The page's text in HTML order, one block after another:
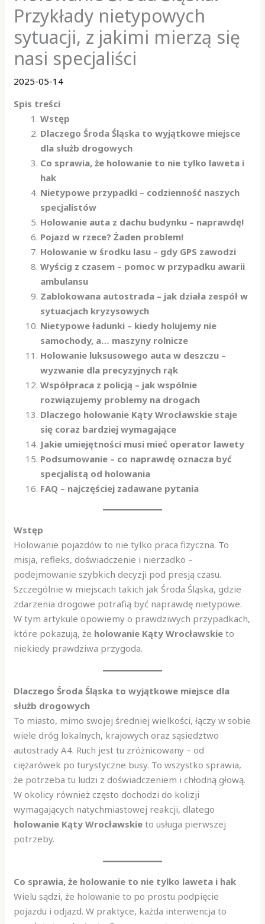
Przykłady nietypowych
sytuacji, z jakimi mierzą się
nasi specjaliści
2025-05-14
Spis treści
Wstęp
Dlaczego Środa Śląska to wyjątkowe miejsce
dla służb drogowych
Co sprawia, że holowanie to nie tylko laweta i
hak
Nietypowe przypadki – codzienność naszych
specjalistów
Holowanie auta z dachu budynku – naprawdę!
Pojazd w rzece? Żaden problem!
Holowanie w środku lasu – gdy GPS zawodzi
Wyścig z czasem – pomoc w przypadku awarii
ambulansu
Zablokowana autostrada – jak działa zespół w
sytuacjach kryzysowych
Nietypowe ładunki – kiedy holujemy nie
samochody, a… maszyny rolnicze
Holowanie luksusowego auta w deszczu –
wyzwanie dla precyzyjnych rąk
Współpraca z policją – jak wspólnie
rozwiązujemy problemy na drogach
Dlaczego holowanie Kąty Wrocławskie staje
się coraz bardziej wymagające
Jakie umiejętności musi mieć operator lawety
Podsumowanie – co naprawdę oznacza być
specjalistą od holowania
FAQ – najczęściej zadawane pytania
Wstęp
Holowanie pojazdów to nie tylko praca fizyczna. To
misja, refleks, doświadczenie i nierzadko –
podejmowanie szybkich decyzji pod presją czasu.
Szczególnie w miejscach takich jak Środa Śląska, gdzie
zdarzenia drogowe potrafią być naprawdę nietypowe.
W tym artykule opowiemy o prawdziwych przypadkach,
które pokazują, że holowanie Kąty Wrocławskie to
niekiedy prawdziwa przygoda.
Dlaczego Środa Śląska to wyjątkowe miejsce dla
służb drogowych
To miasto, mimo swojej średniej wielkości, łączy w sobie
wiele dróg lokalnych, krajowych oraz sąsiedztwo
autostrady A4. Ruch jest tu zróżnicowany – od
ciężarówek po turystyczne busy. To wszystko sprawia,
że potrzeba tu ludzi z doświadczeniem i chłodną głową.
W okolicy również często dochodzi do kolizji
wymagających natychmiastowej reakcji, dlatego
holowanie Kąty Wrocławskie to usługa pierwszej
potrzeby.
Co sprawia, że holowanie to nie tylko laweta i hak
Wielu sądzi, że holowanie to po prostu podpięcie
pojazdu i odjazd. W praktyce, każda interwencja to